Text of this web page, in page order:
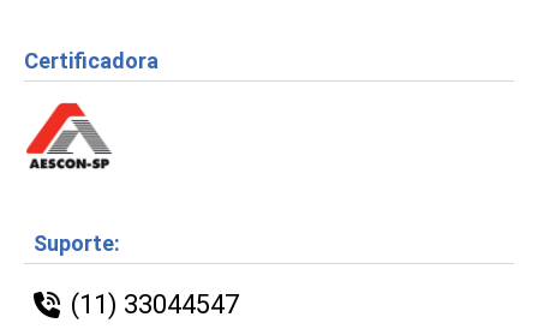
Certificadora
Suporte:
(11) 33044547